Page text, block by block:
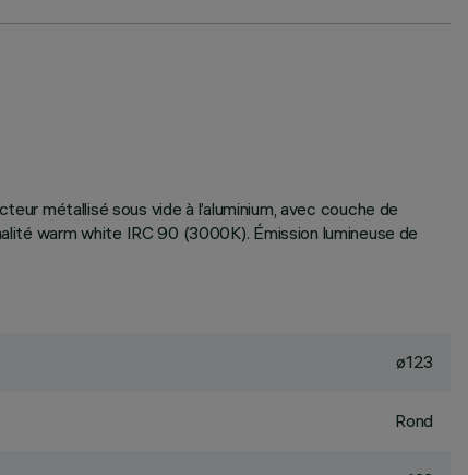
métallisé sous vide à l’aluminium, avec couche de
warm white IRC 90 (3000K). Émission lumineuse de
ø123
Rond